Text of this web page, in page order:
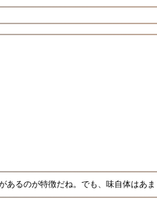
あるのが特徴だね。でも、味自体はあ